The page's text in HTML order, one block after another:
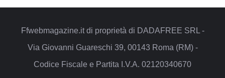
Ffwebmagazine.it di proprietà di DADAFREE SRL -
Via Giovanni Guareschi 39, 00143 Roma (RM) -
Codice Fiscale e Partita I.V.A. 02120340670